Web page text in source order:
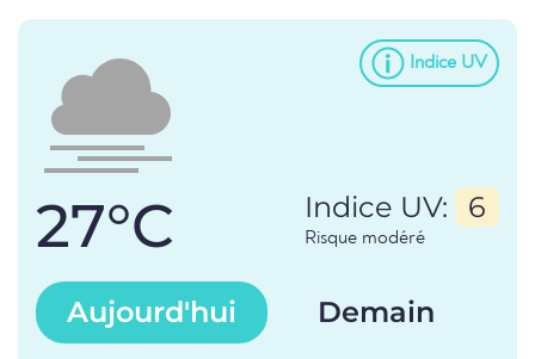
Indice UV
27°C Indice UV: 6
Risque modéré
Aujourd'hui Demain